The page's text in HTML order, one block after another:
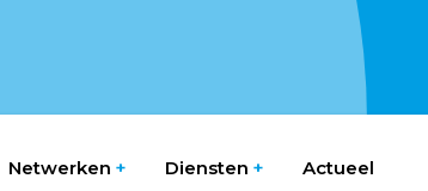
Netwerken Diensten Actueel